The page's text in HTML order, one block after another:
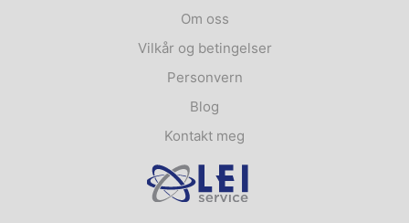
Om oss
Vilkår og betingelser
Personvern
Blog
Kontakt meg